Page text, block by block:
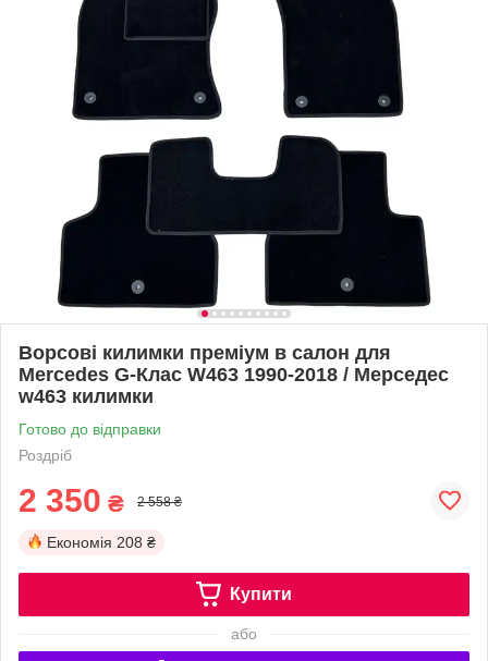
Ворсові килимки преміум в салон для
Mercedes G-Клас W463 1990-2018 / Мерседес
w463 килимки
Готово до відправки
Роздріб
2 350 ₴ 2 558 ₴
Економія 208 ₴
Купити
або